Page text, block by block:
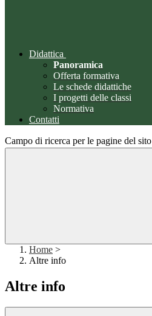
Didattica
Panoramica
Offerta formativa
Le schede didattiche
I progetti delle classi
Normativa
Contatti
Campo di ricerca per le pagine del sito
Home >
Altre info
Altre info